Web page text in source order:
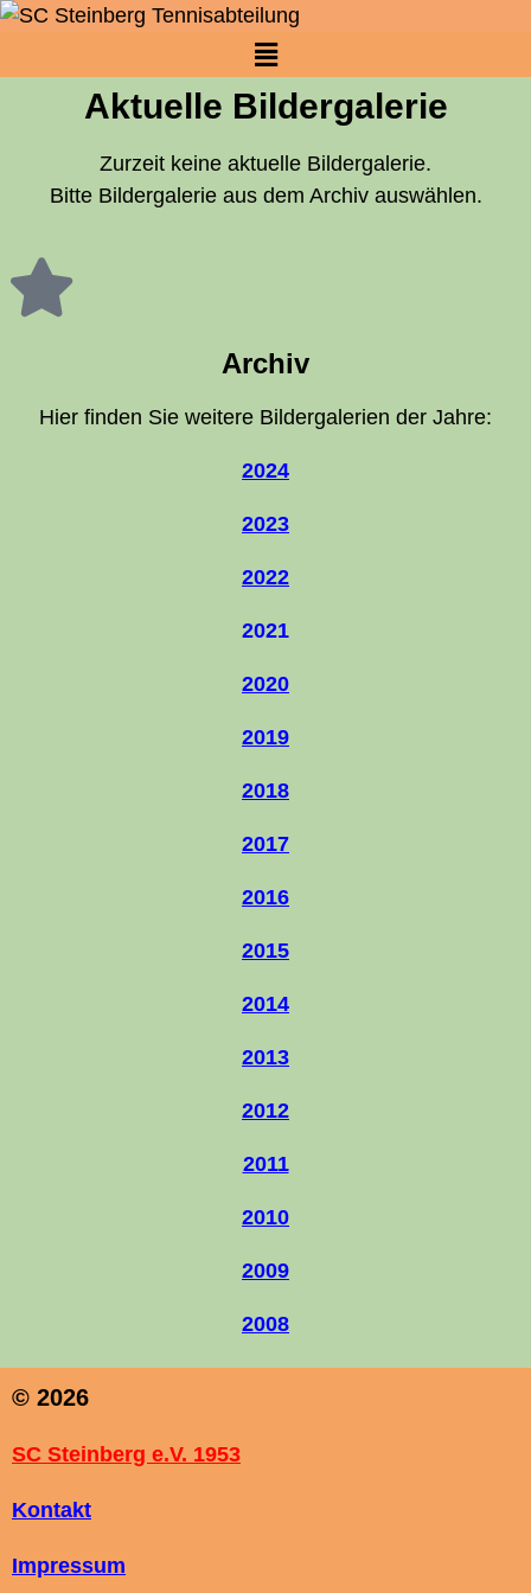
Aktu­el­le Bildergalerie
Zur­zeit kei­ne aktu­el­le Bil­der­ga­le­rie.
Bit­te Bil­der­ga­le­rie aus dem Archiv auswählen.
Archiv
Hier fin­den Sie wei­te­re Bil­der­ga­le­rien der Jahre:
2024
2023
2022
2021
2020
2019
2018
2017
2016
2015
2014
2013
2012
2011
2010
2009
2008
© 2026
SC Steinberg e.V. 1953
Kontakt
Impressum